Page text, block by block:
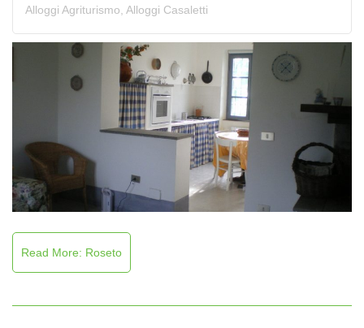
Alloggi Agriturismo Alloggi Casaletti
Read More: Roseto